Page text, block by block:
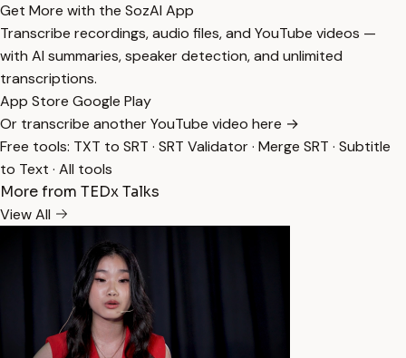
Get More with the SozAI App
Transcribe recordings, audio files, and YouTube videos —
with AI summaries, speaker detection, and unlimited
transcriptions.
App Store Google Play
Or transcribe another YouTube video here →
Free tools: TXT to SRT · SRT Validator· Merge SRT · Subtitle
to Text · All tools
More from TEDx Talks
View All